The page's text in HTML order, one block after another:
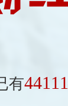
有44111